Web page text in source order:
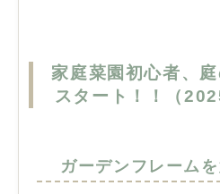
家庭菜園初心者、
スタート！！（
ガーデンフレーム